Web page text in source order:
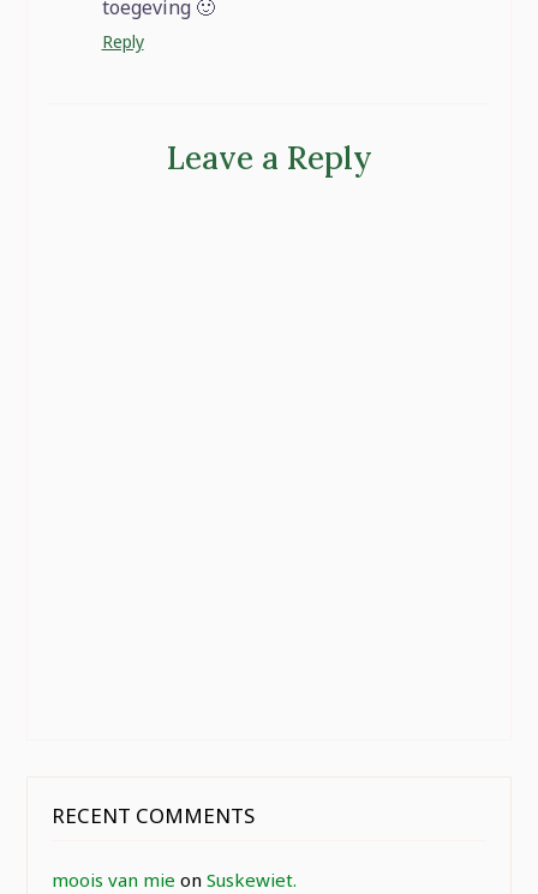
toegeving 🙂
Reply
Leave a Reply
RECENT COMMENTS
moois van mie onSuskewiet.